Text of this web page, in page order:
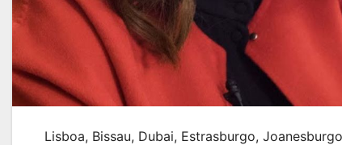
Lisboa, Bissau, Dubai, Estrasburgo,